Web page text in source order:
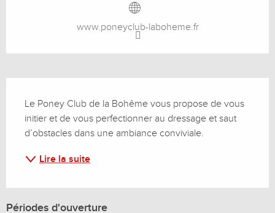
www.poneyclub-laboheme.fr
Le Poney Club de la Bohême vous propose de vous
initier et de vous perfectionner au dressage et saut
d’obstacles dans une ambiance conviviale.
Lire la suite
Périodes d'ouverture